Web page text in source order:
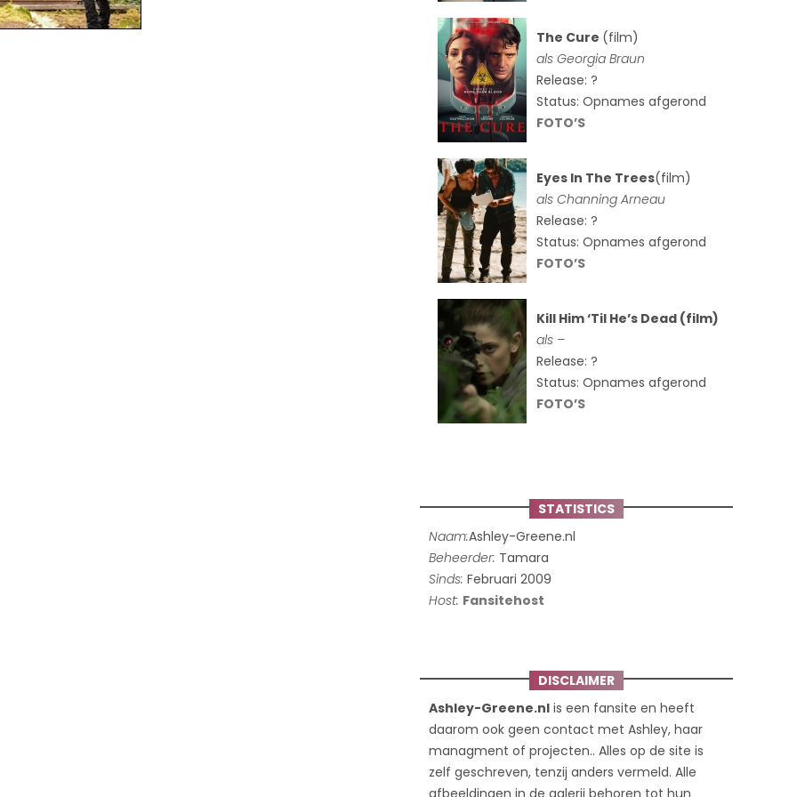
The Cure (film)
alsGeorgia Braun
Release: ?
Status: Opnames afgerond
FOTO’S
Eyes In The Trees(film)
als Channing Arneau
Release: ?
Status: Opnames afgerond
FOTO’S
Kill Him ‘Til He’s Dead (film)
als –
Release: ?
Status: Opnames afgerond
FOTO’S
STATISTICS
Naam:Ashley-Greene.nl
Beheerder: Tamara
Sinds: Februari 2009
Host: Fansitehost
DISCLAIMER
Ashley-Greene.nl is een fansite en heeft
daarom ook geen contact met Ashley, haar
managment of projecten.. Alles op de site is
zelf geschreven, tenzij anders vermeld. Alle
afbeeldingen in de galerij behoren tot hun